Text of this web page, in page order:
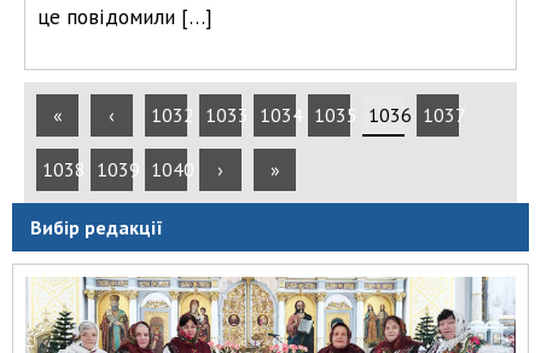
це повідомили […]
« ‹ 1032 1033 1034 1035 1036 1037
1038 1039 1040 › »
Вибір редакції